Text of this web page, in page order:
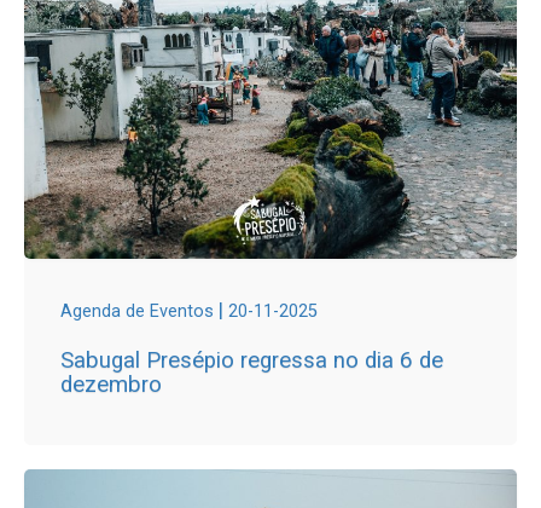
Agenda de Eventos | 20-11-2025
Sabugal Presépio regressa no dia 6 de
dezembro